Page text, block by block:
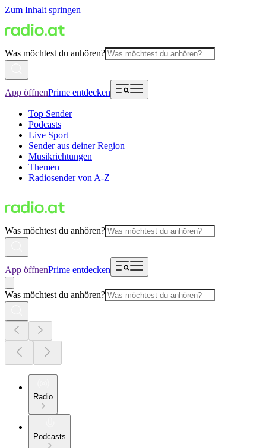
Zum Inhalt springen
Was möchtest du anhören?
App öffnenPrime entdecken
Top Sender
Podcasts
Live Sport
Sender aus deiner Region
Musikrichtungen
Themen
Radiosender von A-Z
Was möchtest du anhören?
App öffnenPrime entdecken
Was möchtest du anhören?
Radio
Podcasts